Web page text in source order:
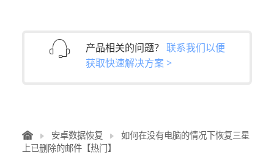
产品相关的问题？ 联系我们以便
获取快速解决方案 >
安卓数据恢复
如何在没有电脑的情况下恢复三星
上已删除的邮件【热门】